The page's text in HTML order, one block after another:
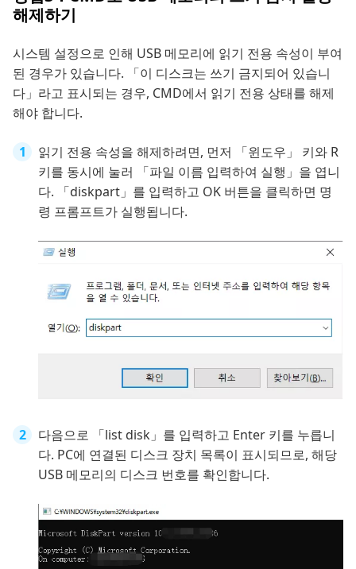
해제하기
시스템 설정으로 인해 USB 메모리에 읽기 전용 속성이 부여
된 경우가 있습니다. 「이 디스크는 쓰기 금지되어 있습니
다」라고 표시되는 경우, CMD에서 읽기 전용 상태를 해제
해야 합니다.
읽기 전용 속성을 해제하려면, 먼저 「윈도우」 키와 R
키를 동시에 눌러 「파일 이름 입력하여 실행」을 엽니
다. 「diskpart」를 입력하고 OK 버튼을 클릭하면 명
령 프롬프트가 실행됩니다.
다음으로 「list disk」를 입력하고 Enter 키를 누릅니
다. PC에 연결된 디스크 장치 목록이 표시되므로, 해당
USB 메모리의 디스크 번호를 확인합니다.